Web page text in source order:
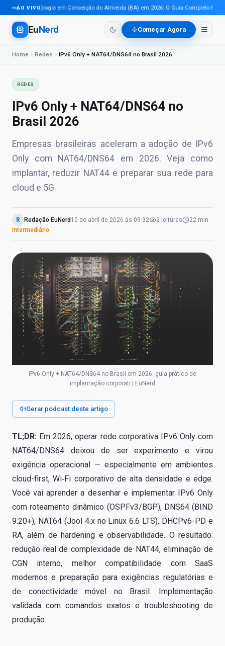
AO VIVO
Tecnologia em Conceição do Almeida (BA) em 2026: O Guia Completo Para
EuNerd Começar Agora
Home Redes IPv6 Only + NAT64/DNS64 no Brasil 2026
REDES
IPv6 Only + NAT64/DNS64 no
Brasil 2026
Empresas brasileiras aceleram a adoção de IPv6
Only com NAT64/DNS64 em 2026. Veja como
implantar, reduzir NAT44 e preparar sua rede para
cloud e 5G.
R Redação EuNerd 10 de abril de 2026 às 09:32 2 leituras
22 min
Intermediário
IPv6 Only + NAT64/DNS64 no Brasil em 2026: guia prático de
implantação corporati | EuNerd
Gerar podcast deste artigo
TL;DR: Em 2026, operar rede corporativa IPv6 Only com
NAT64/DNS64 deixou de ser experimento e virou
exigência operacional — especialmente em ambientes
cloud-first, Wi‑Fi corporativo de alta densidade e edge.
Você vai aprender a desenhar e implementar IPv6 Only
com roteamento dinâmico (OSPFv3/BGP), DNS64 (BIND
9.20+), NAT64 (Jool 4.x no Linux 6.6 LTS), DHCPv6-PD e
RA, além de hardening e observabilidade. O resultado:
redução real de complexidade de NAT44, eliminação de
CGN interno, melhor compatibilidade com SaaS
modernos e preparação para exigências regulatórias e
de conectividade móvel no Brasil. Implementação
validada com comandos exatos e troubleshooting de
produção.